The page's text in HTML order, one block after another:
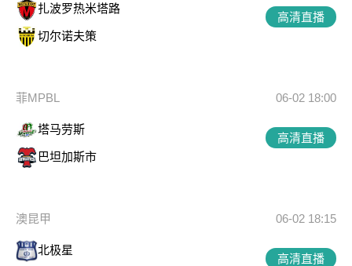
扎波罗热米塔路
切尔诺夫策
高清直播
菲MPBL 06-02 18:00
塔马劳斯
巴坦加斯市
高清直播
澳昆甲 06-02 18:15
北极星
高清直播